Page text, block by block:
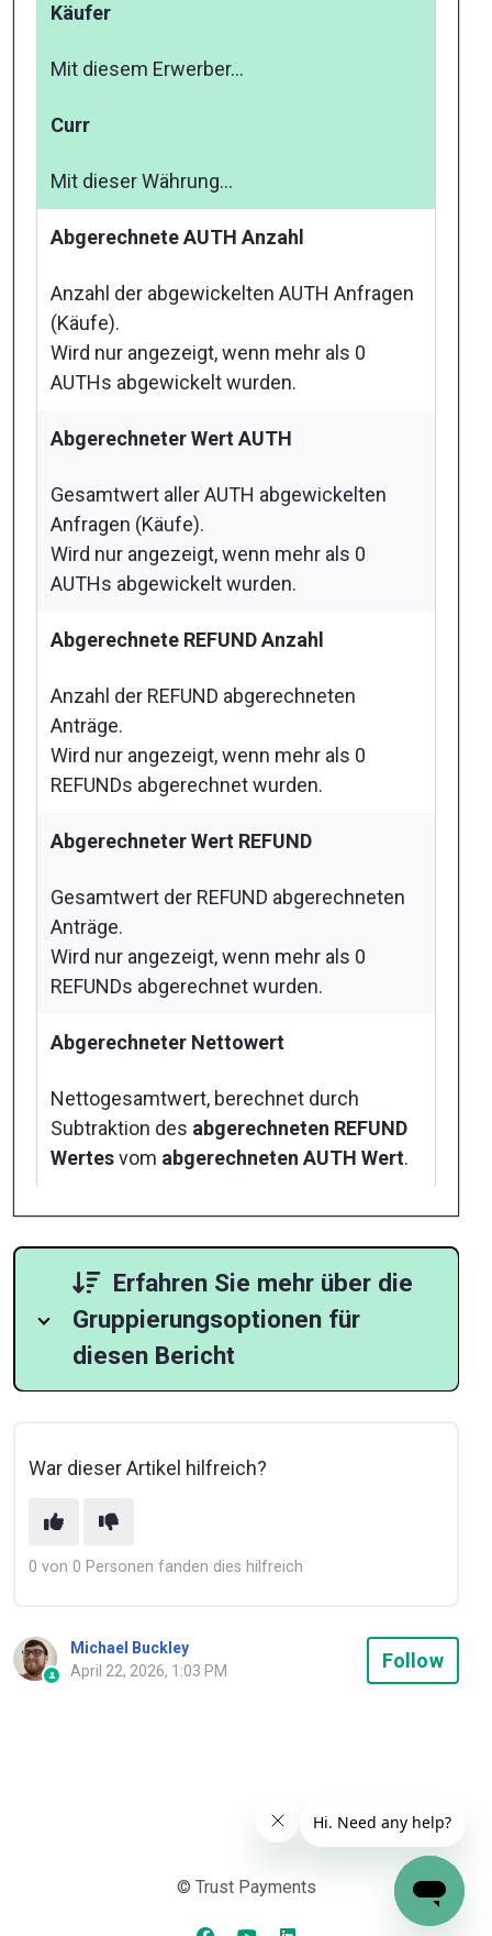
Käufer
Mit diesem Erwerber...
Curr
Mit dieser Währung...
Abgerechnete AUTH Anzahl
Anzahl der abgewickelten AUTH Anfragen
(Käufe).
Wird nur angezeigt, wenn mehr als 0
AUTHs abgewickelt wurden.
Abgerechneter Wert AUTH
Gesamtwert aller AUTH abgewickelten
Anfragen (Käufe).
Wird nur angezeigt, wenn mehr als 0
AUTHs abgewickelt wurden.
Abgerechnete REFUND Anzahl
Anzahl der REFUND abgerechneten
Anträge.
Wird nur angezeigt, wenn mehr als 0
REFUNDs abgerechnet wurden.
Abgerechneter Wert REFUND
Gesamtwert der REFUND abgerechneten
Anträge.
Wird nur angezeigt, wenn mehr als 0
REFUNDs abgerechnet wurden.
Abgerechneter Nettowert
Nettogesamtwert, berechnet durch
Subtraktion des abgerechneten REFUND
Wertesvom abgerechneten AUTH Wert.
Erfahren Sie mehr über die
Gruppierungsoptionen für
diesen Bericht
War dieser Artikel hilfreich?
0 von 0 Personen fanden dies hilfreich
Michael Buckley
April 22, 2026, 1:03 PM
Follow
© Trust Payments